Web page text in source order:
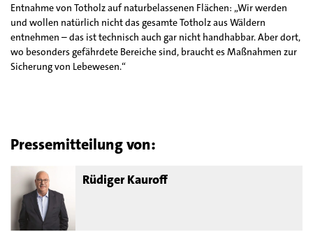
Entnahme von Totholz auf naturbelassenen Flächen: „Wir werden
und wollen natürlich nicht das gesamte Totholz aus Wäldern
entnehmen – das ist technisch auch gar nicht handhabbar. Aber dort,
wo besonders gefährdete Bereiche sind, braucht es Maßnahmen zur
Sicherung von Lebewesen.“
Pressemitteilung von:
Rüdiger Kauroff